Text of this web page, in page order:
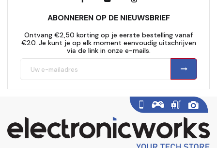
ABONNEREN OP DE NIEUWSBRIEF
Ontvang €2,50 korting op je eerste bestelling vanaf
€20. Je kunt je op elk moment eenvoudig uitschrijven
via de link in onze e-mails.